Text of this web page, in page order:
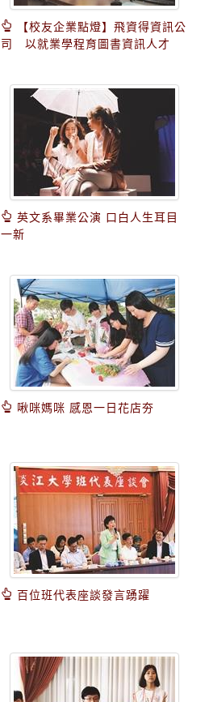
【校友企業點燈】飛資得資訊公
司 以就業學程育圖書資訊人才
英文系畢業公演 口白人生耳目
一新
啾咪媽咪 感恩一日花店夯
百位班代表座談發言踴躍